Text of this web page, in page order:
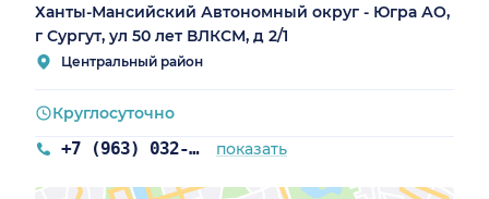
Ханты-Мансийский Автономный округ - Югра АО,
г Сургут, ул 50 лет ВЛКСМ, д 2/1
Центральный район
+7 (963) 032-63-92 показать
Круглосуточно